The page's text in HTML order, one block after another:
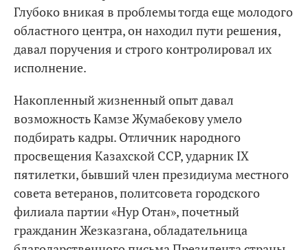
Глубоко вникая в проблемы тогда еще молодого
областного центра, он находил пути решения,
давал поручения и строго контролировал их
исполнение.
Накопленный жизненный опыт давал
возможность Камзе Жумабекову умело
подбирать кадры. Отличник народного
просвещения Казахской ССР, ударник IX
пятилетки, бывший член президиума местного
совета ветеранов, политсовета городского
филиала партии «Нур Отан», почетный
гражданин Жезказгана, обладательница